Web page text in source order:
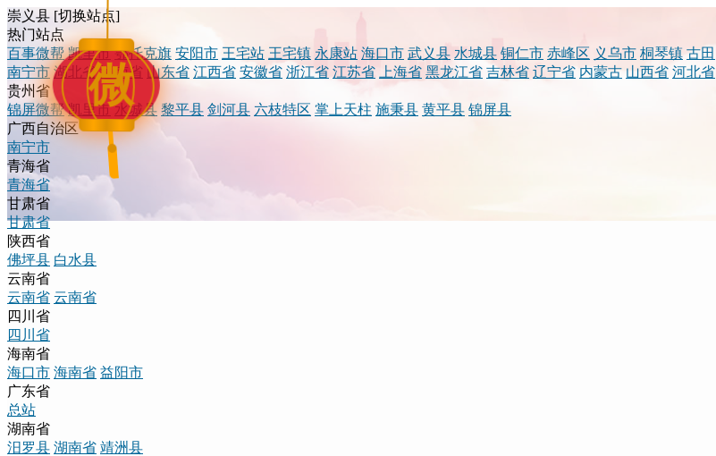
崇义县 [切换站点]
热门站点
百事微帮 凯里市 鄂托克旗 安阳市 王宅站 王宅镇 永康站 海口市 武义县 水城县 铜仁市 赤峰区 义乌市 桐琴镇 古田
南宁市 湖北省 河南省 山东省 江西省 安徽省 浙江省 江苏省 上海省 黑龙江省 吉林省 辽宁省 内蒙古 山西省 河北省
贵州省
锦屏微帮 凯里市 水城县 黎平县 剑河县 六枝特区 掌上天柱 施秉县 黄平县 锦屏县
广西自治区
南宁市
青海省
青海省
甘肃省
甘肃省
陕西省
佛坪县 白水县
云南省
云南省 云南省
四川省
四川省
海南省
海口市 海南省 益阳市
广东省
总站
湖南省
汨罗县 湖南省 靖洲县
微